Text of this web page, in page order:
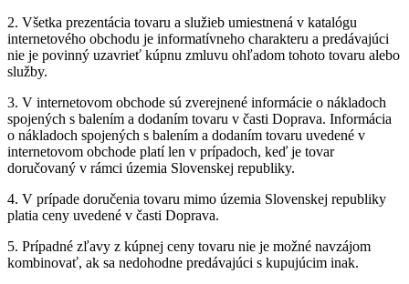
2. Všetka prezentácia tovaru a služieb umiestnená v katalógu
internetového obchodu je informatívneho charakteru a predávajúci
nie je povinný uzavrieť kúpnu zmluvu ohľadom tohoto tovaru alebo
služby.
3. V internetovom obchode sú zverejnené informácie o nákladoch
spojených s balením a dodaním tovaru v časti Doprava. Informácia
o nákladoch spojených s balením a dodaním tovaru uvedené v
internetovom obchode platí len v prípadoch, keď je tovar
doručovaný v rámci územia Slovenskej republiky.
4. V prípade doručenia tovaru mimo územia Slovenskej republiky
platia ceny uvedené v časti Doprava.
5. Prípadné zľavy z kúpnej ceny tovaru nie je možné navzájom
kombinovať, ak sa nedohodne predávajúci s kupujúcim inak.